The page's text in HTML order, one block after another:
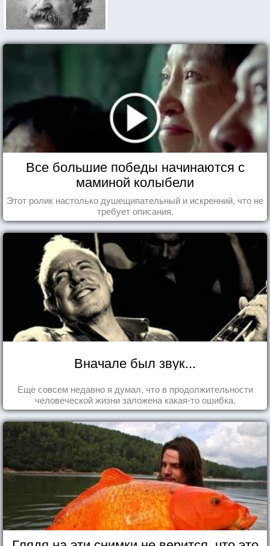
Все большие победы начинаются с
маминой колыбели
Этот ролик настолько душещипательный и искренний, что не
требует описания.
Вначале был звук...
Еще совсем недавно я думал, что в продолжительности
человеческой жизни заложена какая-то ошибка.